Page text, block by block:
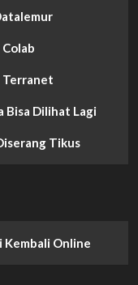
Terranet
Bisa Dilihat Lagi
Tikus
Kembali Online